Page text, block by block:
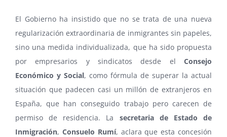
El Gobierno ha insistido que no se trata de una nueva
regularización extraordinaria de inmigrantes sin papeles,
sino una medida individualizada, que ha sido propuesta
por empresarios y sindicatos desde el Consejo
Económico y Social, como fórmula de superar la actual
situación que padecen casi un millón de extranjeros en
España, que han conseguido trabajo pero carecen de
permiso de residencia. La secretaria de Estado de
Inmigración, Consuelo Rumí, aclara que esta concesión